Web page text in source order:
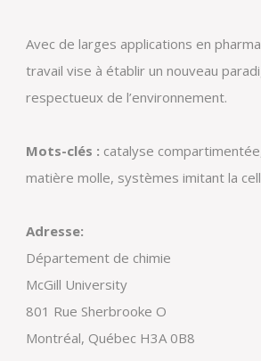
Avec de larges applications en
travail vise à établir un nouveau
respectueux de l’environnement.
Mots-clés : catalyse
matière molle, systèmes imitant la
Adresse:
Département de chimie
McGill University
801 Rue Sherbrooke O
Montréal, Québec H3A 0B8